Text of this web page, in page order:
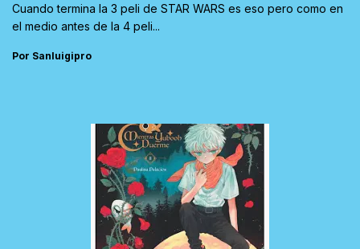
Cuando termina la 3 peli de STAR WARS es eso pero como en
el medio antes de la 4 peli...
Por Sanluigipro